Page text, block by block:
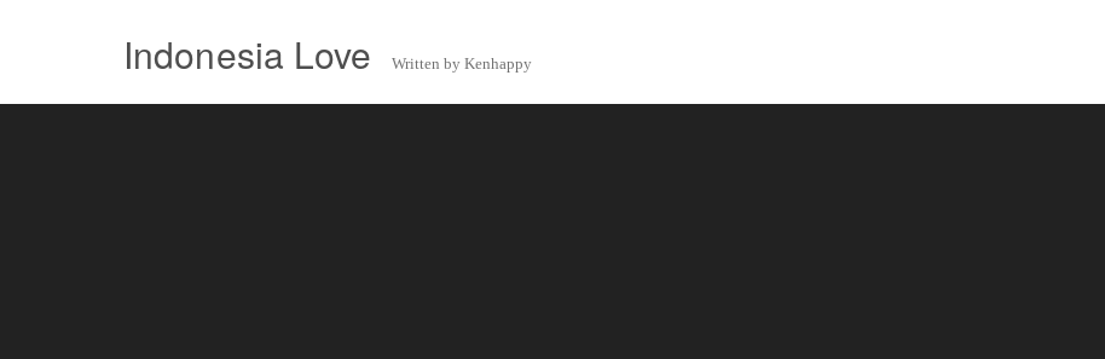
Indonesia Love Written by Kenhappy